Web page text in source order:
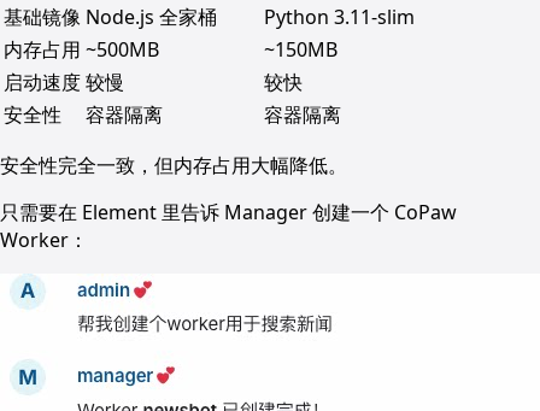
基础镜像 Node.js 全家桶
Python 3.11-slim
内存占用 ~500MB
~150MB
启动速度较慢
较快
安全性
容器隔离
容器隔离
安全性完全一致，但内存占用大幅降低。
只需要在 Element 里告诉 Manager 创建一个 CoPaw
Worker：